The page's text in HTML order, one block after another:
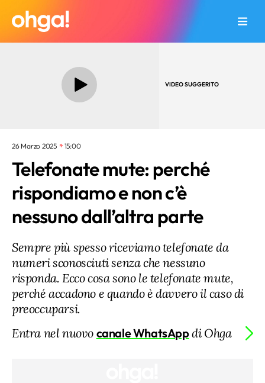
VIDEO SUGGERITO
26 Marzo 2025 15:00
Telefonate mute: perché
rispondiamo e non c’è
nessuno dall’altra parte
Sempre più spesso riceviamo telefonate da
numeri sconosciuti senza che nessuno
risponda. Ecco cosa sono le telefonate mute,
perché accadono e quando è davvero il caso di
preoccuparsi.
Entra nel nuovo canale WhatsAppdi Ohga